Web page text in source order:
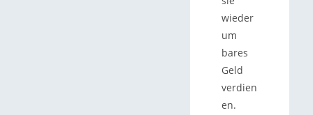
wieder
um
bares
Geld
verdien
en.